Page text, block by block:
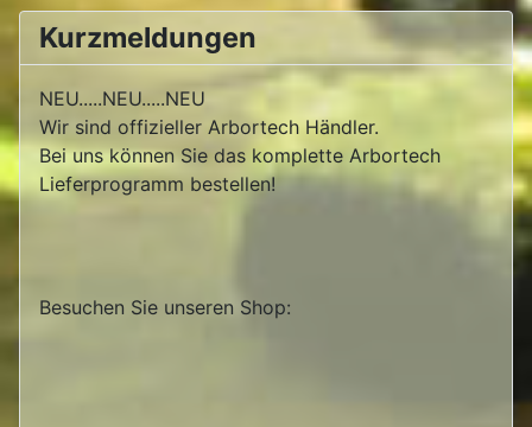
Kurzmeldungen
NEU.....NEU.....NEU
Wir sind offizieller Arbortech Händler.
Bei uns können Sie das komplette Arbortech
Lieferprogramm bestellen!
Besuchen Sie unseren Shop: